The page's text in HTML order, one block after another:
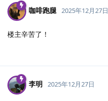
咖啡跑腿 2025年12月27日
楼主辛苦了！
李明 2025年12月27日